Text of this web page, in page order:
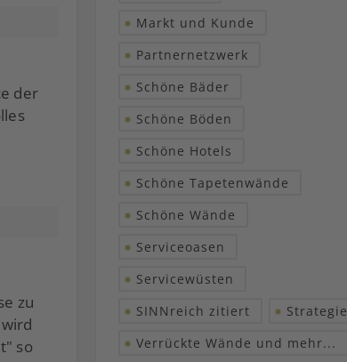
der
zu
so
Markt und Kunde
Partnernetzwerk
Schöne Bäder
Schöne Böden
Schöne Hotels
Schöne Tapetenwände
Schöne Wände
Serviceoasen
Servicewüsten
SINNreich zitiert
Strategie
Verrückte Wände und mehr...